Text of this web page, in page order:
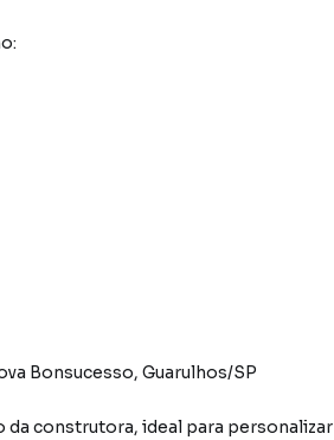
Bonsucesso, Guarulhos/SP
construtora, ideal para personalizar